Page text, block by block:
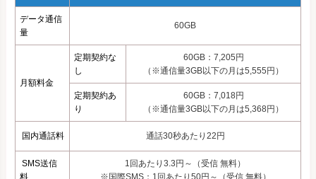
データ通信
量
60GB
月額料金
定期契約な
し
60GB：7,205円
（※通信量3GB以下の月は5,555円）
定期契約あ
り
60GB：7,018円
（※通信量3GB以下の月は5,368円）
国内通話料 通話30秒あたり22円
SMS送信
料
1回あたり3.3円～（受信 無料）
※国際SMS：1回あたり50円～（受信 無料）